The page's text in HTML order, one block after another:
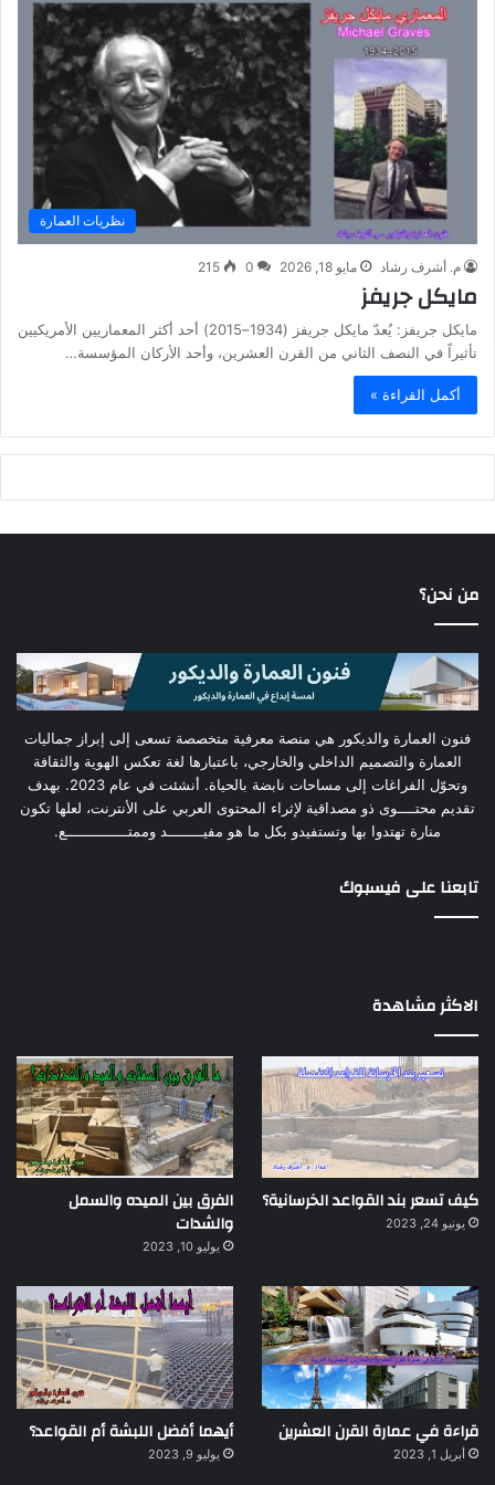
نظريات العمارة
م. أشرف رشاد مايو 18, 2026 0
215
مايكل جريفز
مايكل جريفز: يُعدّ مايكل جريفز (1934–2015) أحد أكثر المعماريين الأمريكيين
تأثيراً في النصف الثاني من القرن العشرين، وأحد الأركان المؤسسة…
أكمل القراءة »
من نحن؟
فنون العمارة والديكور هي منصة معرفية متخصصة تسعى إلى إبراز جماليات
العمارة والتصميم الداخلي والخارجي، باعتبارها لغة تعكس الهوية والثقافة
وتحوّل الفراغات إلى مساحات نابضة بالحياة. أنشئت في عام 2023. بهدف
تقديم محتــــوى ذو مصداقية لإثراء المحتوى العربي على الأنترنت، لعلها تكون
منارة تهتدوا بها وتستفيدو بكل ما هو مفيــــــــد وممتــــــــــــــع.
تابعنا على فيسبوك
الاكثر مشاهدة
كيف تسعر بند القواعد الخرسانية؟
يونيو 24, 2023
الفرق بين الميده والسمل
والشدات
يوليو 10, 2023
قراءة في عمارة القرن العشرين
أبريل 1, 2023
أيهما أفضل اللبشة أم القواعد؟
يوليو 9, 2023